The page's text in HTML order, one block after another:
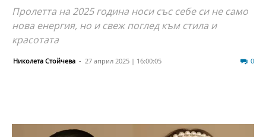
Пролетта на 2025 година носи със себе си не само
нова енергия, но и свеж поглед към стила и
красотата
Николета Стойчева - 27 април 2025 | 16:00:05 0